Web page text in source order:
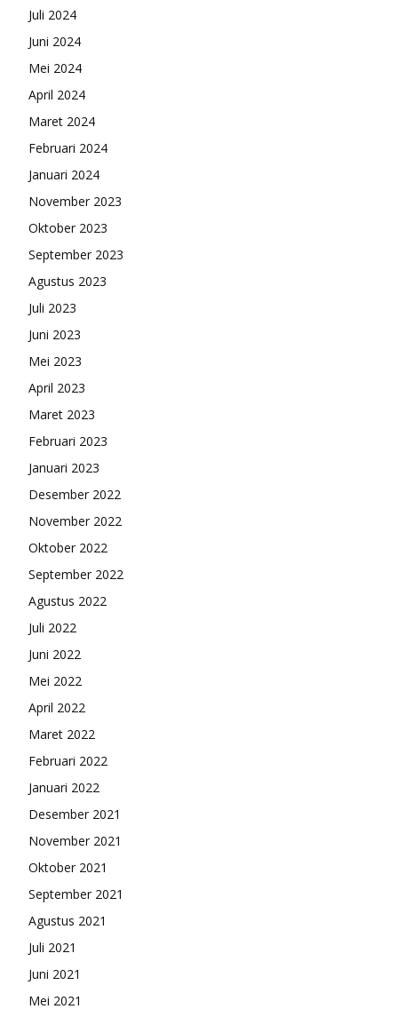
Juli 2024
Juni 2024
Mei 2024
April 2024
Maret 2024
Februari 2024
Januari 2024
November 2023
Oktober 2023
September 2023
Agustus 2023
Juli 2023
Juni 2023
Mei 2023
April 2023
Maret 2023
Februari 2023
Januari 2023
Desember 2022
November 2022
Oktober 2022
September 2022
Agustus 2022
Juli 2022
Juni 2022
Mei 2022
April 2022
Maret 2022
Februari 2022
Januari 2022
Desember 2021
November 2021
Oktober 2021
September 2021
Agustus 2021
Juli 2021
Juni 2021
Mei 2021